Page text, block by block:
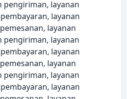
pengiriman, layanan
layanan
layanan
pengiriman, layanan
layanan
layanan
pengiriman, layanan
layanan